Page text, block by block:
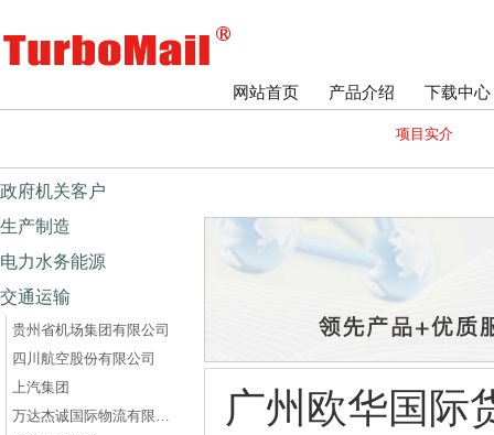
网站首页 产品介绍 下载中心
项目实介
政府机关客户
生产制造
电力水务能源
交通运输
贵州省机场集团有限公司
四川航空股份有限公司
上汽集团
万达杰诚国际物流有限公司
广州欧华国际